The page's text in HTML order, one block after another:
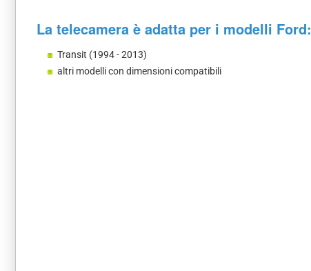
La telecamera è adatta per i modelli Ford:
Transit (1994 - 2013)
altri modelli con dimensioni compatibili